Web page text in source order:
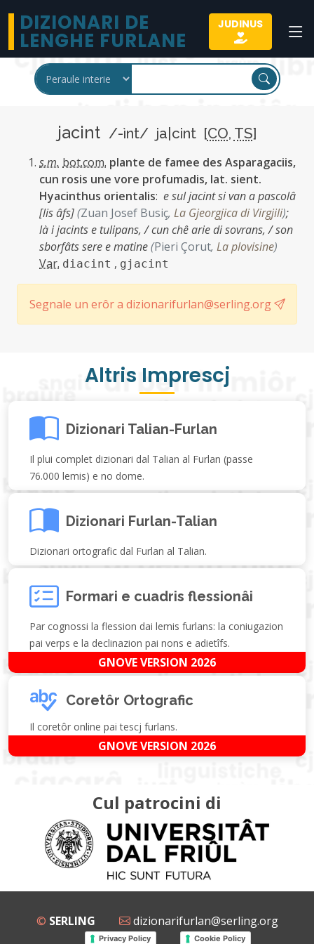
DIZIONARI DE
LENGHE FURLANE
JUDINUS
jacint /-ìnt/ ja|cint [CO, TS]
s.m. bot.com. plante de famee des Asparagaciis,
cun rosis une vore profumadis, lat. sient.
Hyacinthus orientalis: e sul jacint si van a pascolâ
[lis âfs](Zuan Josef Busiç, La Gjeorgjica di Virgjili);
là i jacints e tulipans, / cun chê arie di sovrans, / son
sborfâts sere e matine(Pieri Çorut, La plovisine)
Var. diacint , gjacint
Segnale un erôr a dizionarifurlan@serling.org
Altris Imprescj
Dizionari Talian-Furlan
Il plui complet dizionari dal Talian al Furlan (passe
76.000 lemis) e no dome.
Dizionari Furlan-Talian
Dizionari ortografic dal Furlan al Talian.
Formari e cuadris flessionâi
Par cognossi la flession dai lemis furlans: la coniugazion
pai verps e la declinazion pai nons e adietîfs.
GNOVE VERSION 2026
Coretôr Ortografic
Il coretôr online pai tescj furlans.
GNOVE VERSION 2026
Cul patrocini di
© SERLING dizionarifurlan@serling.org
Privacy Policy Cookie Policy